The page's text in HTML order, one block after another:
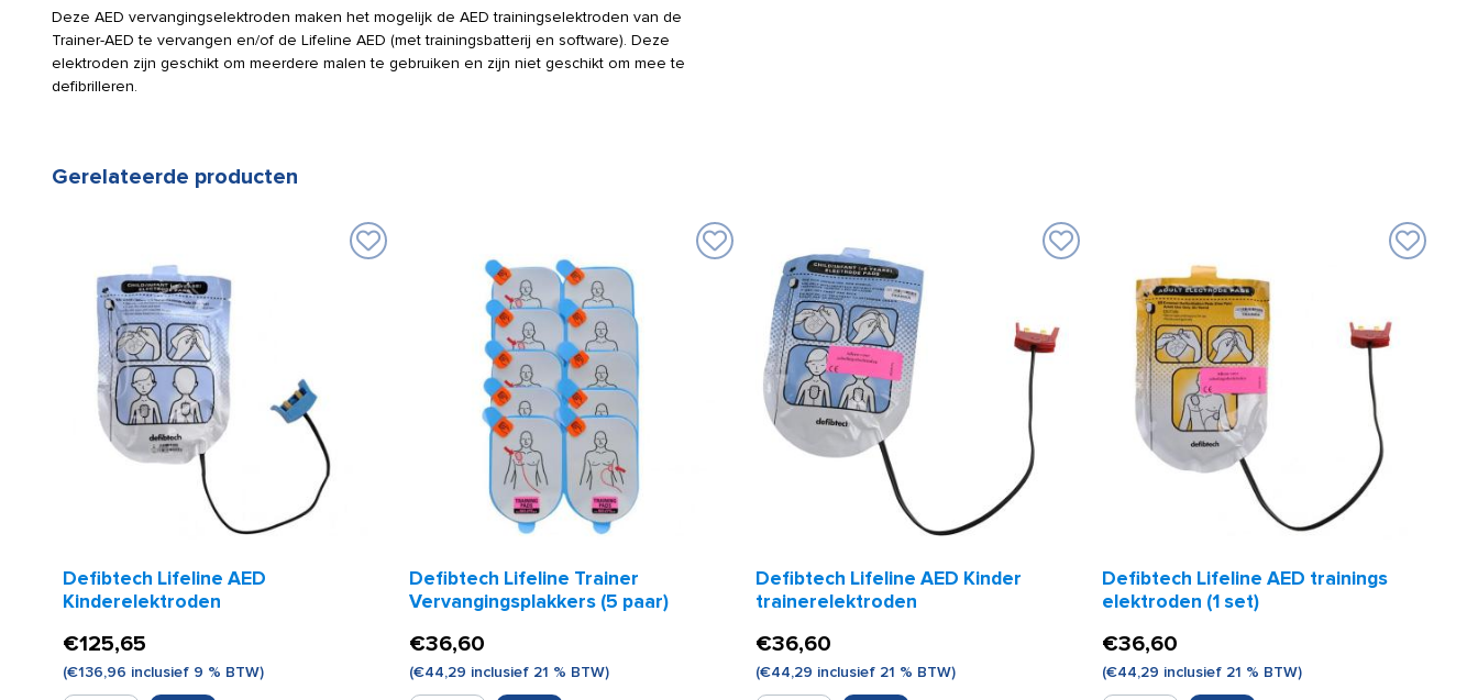
Deze AED vervangingselektroden maken het mogelijk de AED trainingselektroden van de
Trainer-AED te vervangen en/of de Lifeline AED (met trainingsbatterij en software). Deze
elektroden zijn geschikt om meerdere malen te gebruiken en zijn niet geschikt om mee te
defibrilleren.
Gerelateerde producten
Defibtech Lifeline AED
Kinderelektroden
€125,65
(€136,96 inclusief 9 % BTW)
Defibtech Lifeline Trainer
Vervangingsplakkers (5 paar)
€36,60
(€44,29 inclusief 21 % BTW)
Defibtech Lifeline AED Kinder
trainerelektroden
€36,60
(€44,29 inclusief 21 % BTW)
Defibtech Lifeline AED trainings
elektroden (1 set)
€36,60
(€44,29 inclusief 21 % BTW)